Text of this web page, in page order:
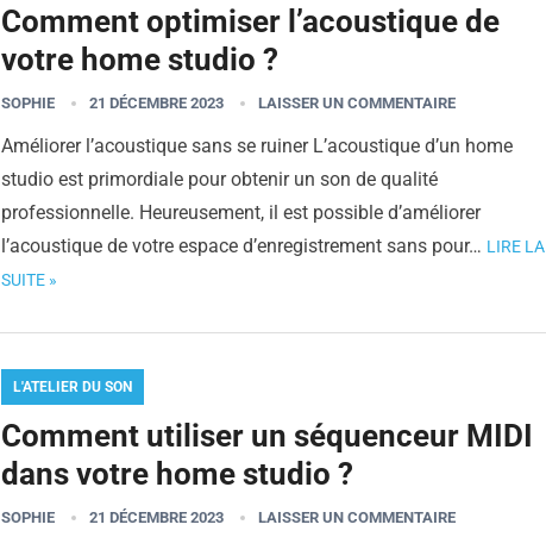
Comment optimiser l’acoustique de
votre home studio ?
SOPHIE 21 DÉCEMBRE 2023 LAISSER UN COMMENTAIRE
Améliorer l’acoustique sans se ruiner L’acoustique d’un home
studio est primordiale pour obtenir un son de qualité
professionnelle. Heureusement, il est possible d’améliorer
l’acoustique de votre espace d’enregistrement sans pour… LIRE LA
SUITE »
L'ATELIER DU SON
Comment utiliser un séquenceur MIDI
dans votre home studio ?
SOPHIE 21 DÉCEMBRE 2023 LAISSER UN COMMENTAIRE